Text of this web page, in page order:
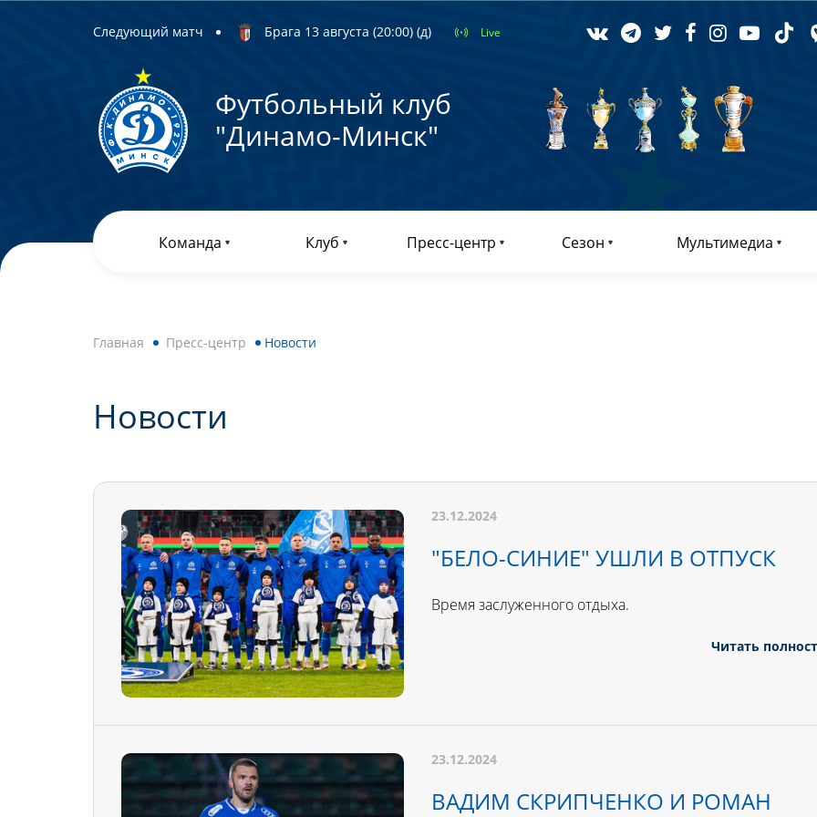
Следующий матч Брага 13 августа (20:00) (д) Live
Футбольный клуб
"Динамо-Минск"
Команда Клуб Пресс-центр Сезон Мультимедиа
Главная Пресс-центр Новости
Новости
23.12.2024
"БЕЛО-СИНИЕ" УШЛИ В ОТПУСК
Время заслуженного отдыха.
Читать
23.12.2024
ВАДИМ СКРИПЧЕНКО И РОМАН